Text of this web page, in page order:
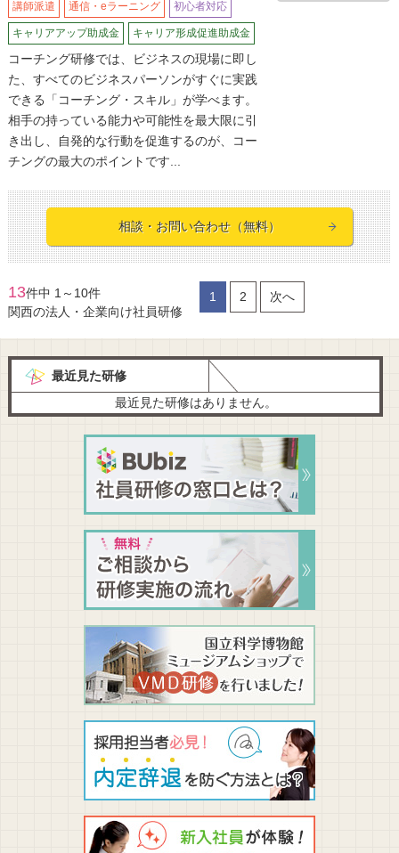
講師派遣 通信・eラーニング 初心者対応
キャリアアップ助成金 キャリア形成促進助成金
コーチング研修では、ビジネスの現場に即し
た、すべてのビジネスパーソンがすぐに実践
できる「コーチング・スキル」が学べます。
相手の持っている能力や可能性を最大限に引
き出し、自発的な行動を促進するのが、コー
チングの最大のポイントです...
相談・お問い合わせ（無料）
13件中 1～10件
関西の法人・企業向け社員研修
1 2 次へ
最近見た研修
最近見た研修はありません。